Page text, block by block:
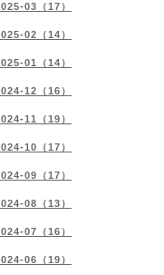
03（17）
02（14）
01（14）
12（16）
11（19）
10（17）
09（17）
08（13）
07（16）
06（19）